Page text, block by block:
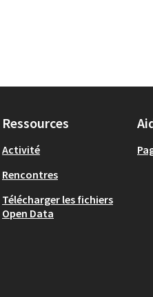
Ressources
Activité
Rencontres
Télécharger les fichiers
Open Data